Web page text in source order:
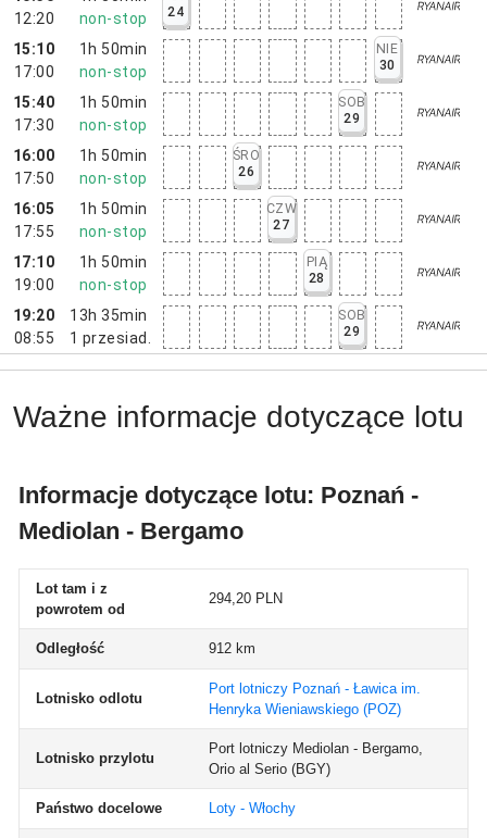
12:20
non-stop
24
15:10
17:00
1h 50min
non-stop
NIE
30
15:40
17:30
1h 50min
non-stop
SOB
29
16:00
17:50
1h 50min
non-stop
ŚRO
26
16:05
17:55
1h 50min
non-stop
CZW
27
17:10
19:00
1h 50min
non-stop
PIĄ
28
19:20
08:55
13h 35min
1 przesiad.
SOB
29
Ważne informacje dotyczące lotu
Informacje dotyczące lotu: Poznań -
Mediolan - Bergamo
Lot tam i z
powrotem od
294,20 PLN
Odległość 912 km
Lotnisko odlotu
Port lotniczy Poznań - Ławica im.
Henryka Wieniawskiego (POZ)
Lotnisko przylotu
Port lotniczy Mediolan - Bergamo,
Orio al Serio (BGY)
Państwo docelowe Loty - Włochy